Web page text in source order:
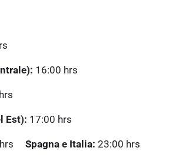
16:00 hrs
Est): 17:00 hrs
Spagna e Italia: 23:00 hrs